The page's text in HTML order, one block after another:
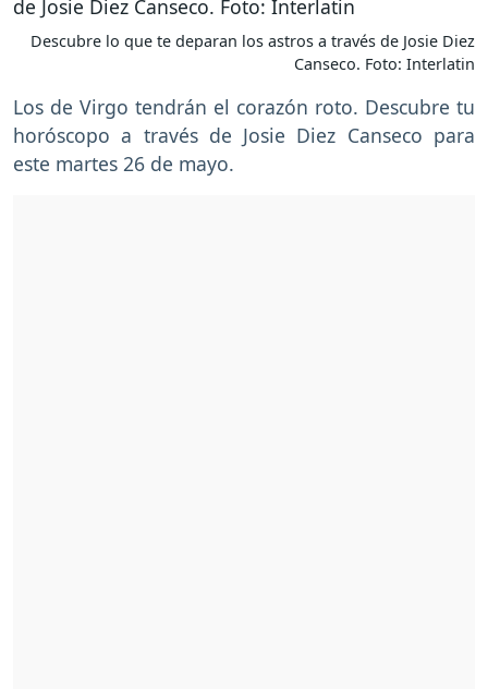
Descubre lo que te deparan los astros a través de Josie Diez
Canseco. Foto: Interlatin
Los de Virgo tendrán el corazón roto. Descubre tu
horóscopo a través de Josie Diez Canseco para
este martes 26 de mayo.